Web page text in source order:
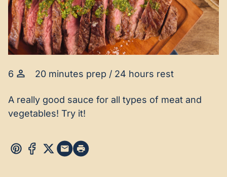
6 20 minutes prep / 24 hours rest
A really good sauce for all types of meat and
vegetables! Try it!